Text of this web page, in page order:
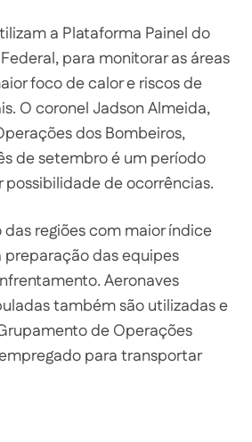
a Plataforma Painel do
para monitorar as áreas
foco de calor e riscos de
O coronel Jadson Almeida,
dos Bombeiros,
de setembro é um período
de ocorrências.
regiões com maior índice
preparação das equipes
Aeronaves
também são utilizadas e
de Operações
para transportar